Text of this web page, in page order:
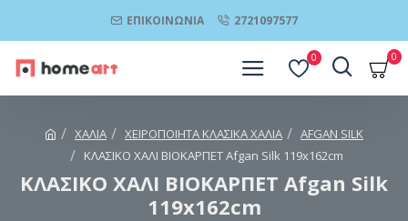
ΕΠΙΚΟΙΝΩΝΊΑ 2721097577
0 0
ΧΑΛΙΑ ΧΕΙΡΟΠΟΙΗΤΑ ΚΛΑΣΙΚΑ ΧΑΛΙΑ
AFGAN SILK
ΚΛΑΣΙΚΟ ΧΑΛΙ ΒΙΟΚΑΡΠΕΤ Afgan Silk 119x162cm
ΚΛΑΣΙΚΟ ΧΑΛΙ ΒΙΟΚΑΡΠΕΤ Afgan Silk
119x162cm